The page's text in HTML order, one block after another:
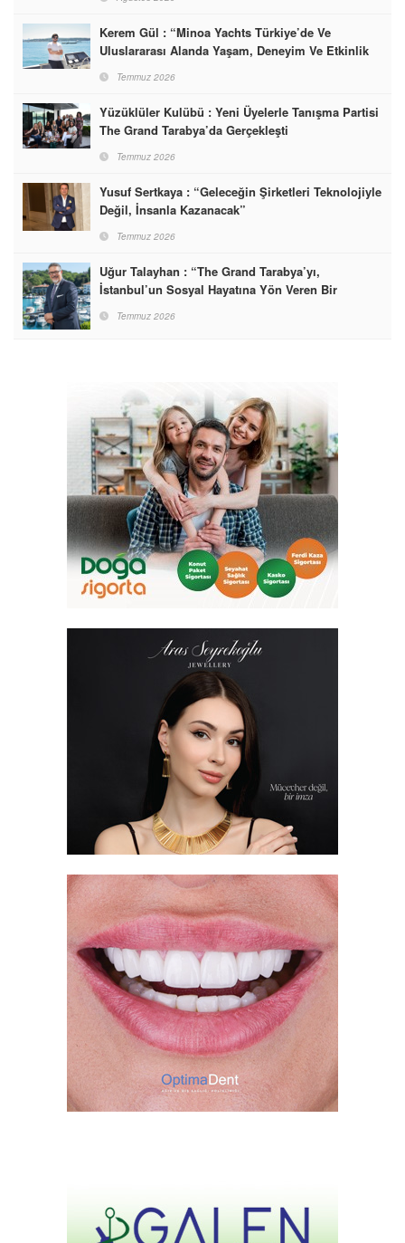
Kerem Gül : “Minoa Yachts Türkiye’de Ve
Uluslararası Alanda Yaşam, Deneyim Ve Etkinlik
Markası Olacak”
Temmuz 2026
Yüzüklüler Kulübü : Yeni Üyelerle Tanışma Partisi
The Grand Tarabya’da Gerçekleşti
Temmuz 2026
Yusuf Sertkaya : “Geleceğin Şirketleri Teknolojiyle
Değil, İnsanla Kazanacak”
Temmuz 2026
Uğur Talayhan : “The Grand Tarabya’yı,
İstanbul’un Sosyal Hayatına Yön Veren Bir
Destinasyon Haline Getirmeyi Hedefliyorum”
Temmuz 2026